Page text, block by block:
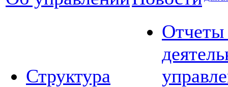
Структура
Отчеты